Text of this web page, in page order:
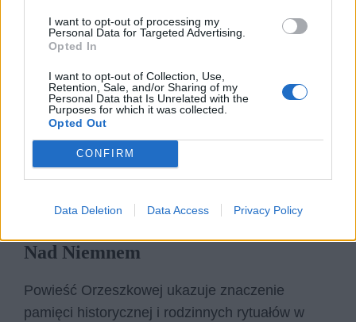
I want to opt-out of processing my
Personal Data for Targeted Advertising.
Opted In
I want to opt-out of Collection, Use,
Retention, Sale, and/or Sharing of my
Personal Data that Is Unrelated with the
Purposes for which it was collected.
Opted Out
CONFIRM
Data Deletion Data Access Privacy Policy
bywa ostoją w czasach zaborów, ponieważ
przechowuje pamięć o dawnej Polsce.
Jednocześnie autor nie idealizuje jej całkowicie,
ukazując skłonność do kłótni i pieniactwa.
Obyczaj w „Panu Tadeuszu” pełni więc funkcję
integrującą, ale i ograniczającą. Dzięki niemu
wspólnota trwa, nawet gdy państwo nie istnieje.
ciągłości.
Nad Niemnem
Powieść Orzeszkowej ukazuje znaczenie
pamięci historycznej i rodzinnych rytuałów w